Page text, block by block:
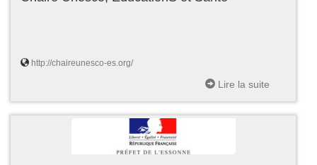
http://chaireunesco-es.org/
Lire la suite